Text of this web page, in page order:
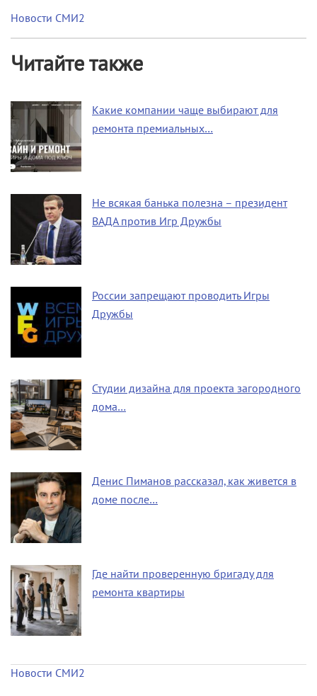
Новости СМИ2
Читайте также
Какие компании чаще выбирают для
ремонта премиальных…
Не всякая банька полезна – президент
ВАДА против Игр Дружбы
России запрещают проводить Игры
Дружбы
Студии дизайна для проекта загородного
дома…
Денис Пиманов рассказал, как живется в
доме после…
Где найти проверенную бригаду для
ремонта квартиры
Новости СМИ2